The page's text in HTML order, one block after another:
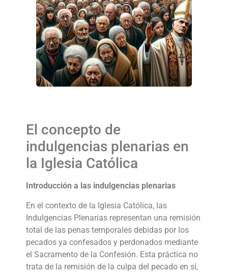
El concepto de
indulgencias plenarias en
la Iglesia Católica
Introducción a las indulgencias plenarias
En el contexto de la Iglesia Católica, las
Indulgencias Plenarias representan una remisión
total de las penas temporales debidas por los
pecados ya confesados y perdonados mediante
el Sacramento de la Confesión. Esta práctica no
trata de la remisión de la culpa del pecado en sí,